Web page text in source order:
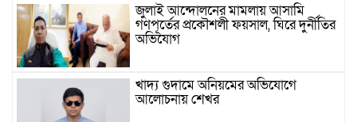
জুলাই আন্দোলনের মামলায় আসামি
গণপূর্তের প্রকৌশলী ফয়সাল, ঘিরে দুর্নীতির
অভিযোগ
খাদ্য গুদামে অনিয়মের অভিযোগে
আলোচনায় শেখর